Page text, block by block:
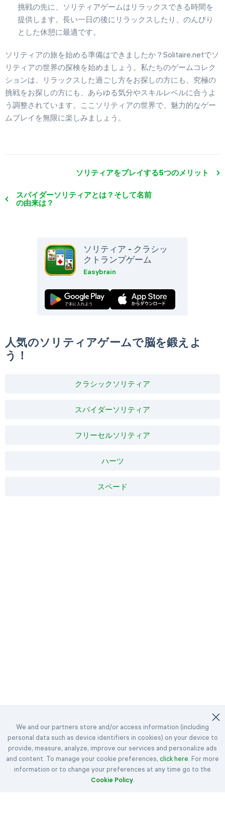
We and our partners store and/or access information (including
personal data such as device identifiers in cookies) on your device to
provide, measure, analyze, improve our services and personalize ads
and content. To manage your cookie preferences, click here . For more
information or to change your preferences at any time go to the
Cookie Policy.
挑戦の先に、ソリティアゲームはリラックスできる時間を
提供します。長い一日の後にリラックスしたり、のんびり
とした休憩に最適です。
ソリティアの旅を始める準備はできましたか？Solitaire.netでソ
リティアの世界の探検を始めましょう。私たちのゲームコレク
ションは、リラックスした過ごし方をお探しの方にも、究極の
挑戦をお探しの方にも、あらゆる気分やスキルレベルに合うよ
う調整されています。ここソリティアの世界で、魅力的なゲー
ムプレイを無限に楽しみましょう。
ソリティアをプレイする5つのメリット
スパイダーソリティアとは？そして名前
の由来は？
ソリティア - クラシッ
クトランプゲーム
Easybrain
人気のソリティアゲームで脳を鍛えよ
う！
クラシックソリティア
スパイダーソリティア
フリーセルソリティア
ハーツ
スペード
©2023-2026 Easybrain. All Rights Reserved.
ホーム デイリーチャレンジ
賞
スパイダー